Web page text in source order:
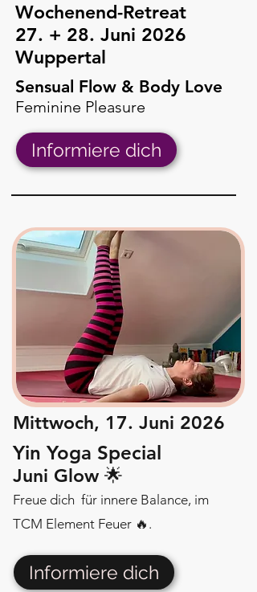
Wochenend-Retreat
27. + 28. Juni 2026
Wuppertal
Sensual Flow & Body Love
Feminine Pleasure
Informiere dich
Mittwoch, 17. Juni 2026
Yin Yoga Special
Juni Glow 🌟
Freue dich für innere Balance, im
TCM Element Feuer 🔥.
Informiere dich